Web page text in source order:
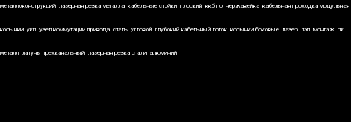
металлоконструкций лазерная резка металла кабельные стойки плоский ккб по нержавейка кабельная проходка модульная
косынки укп узел коммутации привода сталь угловой глубокий кабельный лоток косынки боковые лазер лэп монтаж пк
металл латунь трехканальный лазерная резка стали алюминий